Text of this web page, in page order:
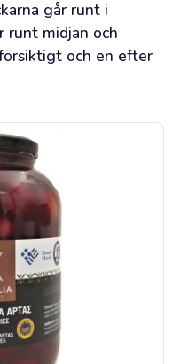
går runt i
runt midjan och
och en efter